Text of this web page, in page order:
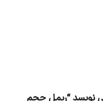
نویسد “ریمل حجم